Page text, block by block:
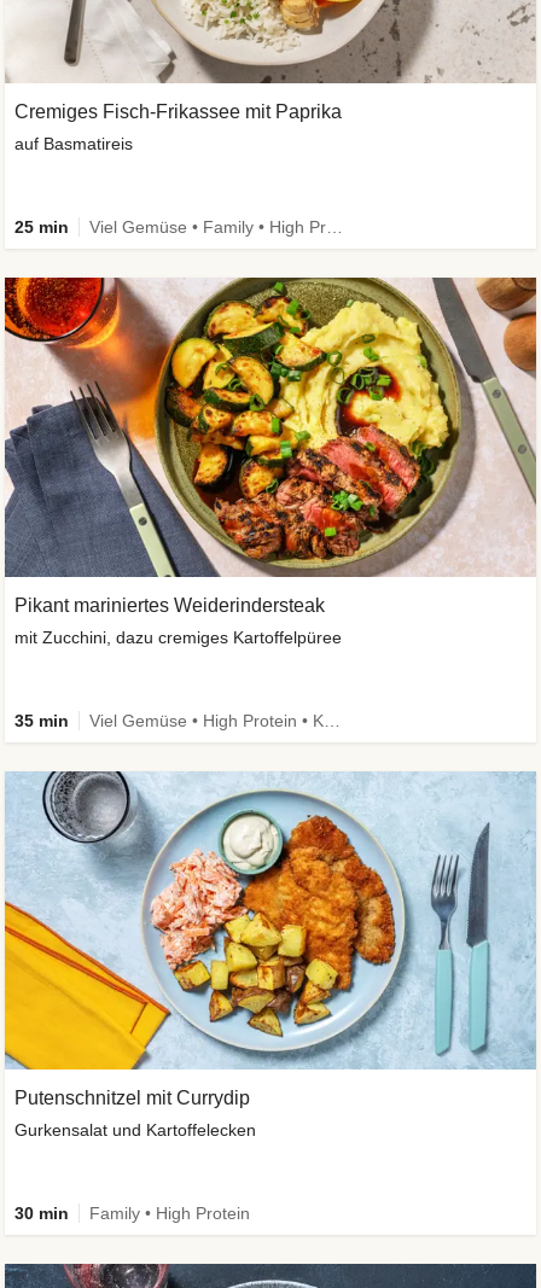
Cremiges Fisch-Frikassee mit Paprika
auf Basmatireis
25 min
Pikant mariniertes Weiderindersteak
mit Zucchini, dazu cremiges Kartoffelpüree
35 min
Putenschnitzel mit Currydip
Gurkensalat und Kartoffelecken
30 min Family • High Protein